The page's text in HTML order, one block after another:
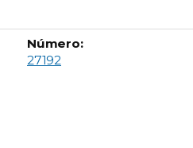
Número:
Boletín Oficial número:
27192